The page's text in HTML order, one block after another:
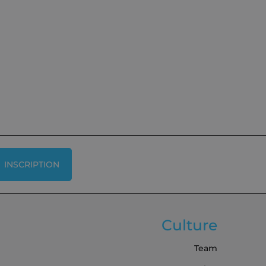
INSCRIPTION
Culture
Team